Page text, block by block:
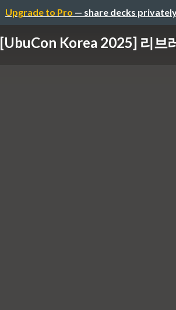
Upgrade to Pro — share decks
[UbuCon Korea 2025] 리브